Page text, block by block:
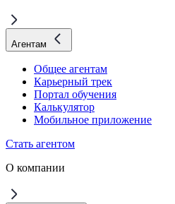
Агентам
Общее агентам
Карьерный трек
Портал обучения
Калькулятор
Мобильное приложение
Стать агентом
О компании